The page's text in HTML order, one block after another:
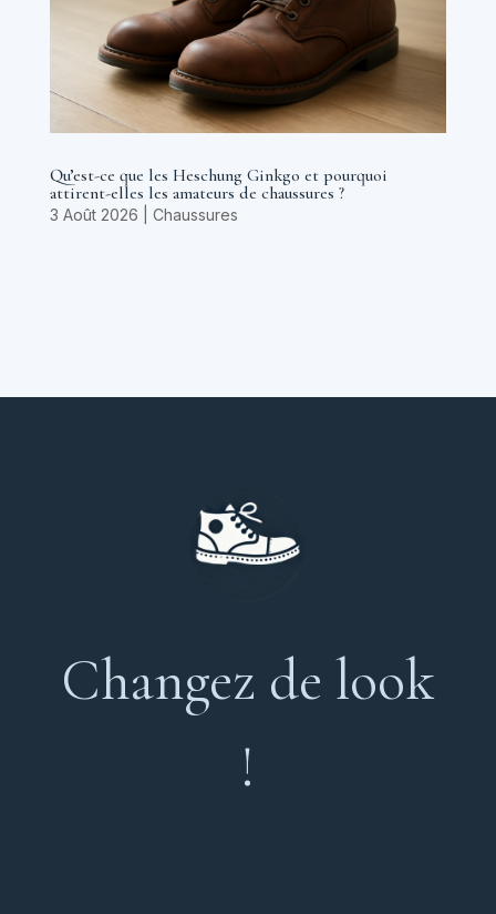
Qu’est-ce que les Heschung Ginkgo et pourquoi
attirent-elles les amateurs de chaussures ?
3 Août 2026 Chaussures
Changez de look
!